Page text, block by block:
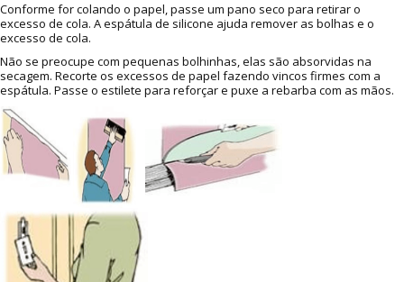
Conforme for colando o papel, passe um pano seco para retirar o
excesso de cola. A espátula de silicone ajuda remover as bolhas e o
excesso de cola.
Não se preocupe com pequenas bolhinhas, elas são absorvidas na
secagem. Recorte os excessos de papel fazendo vincos firmes com a
espátula. Passe o estilete para reforçar e puxe a rebarba com as mãos.